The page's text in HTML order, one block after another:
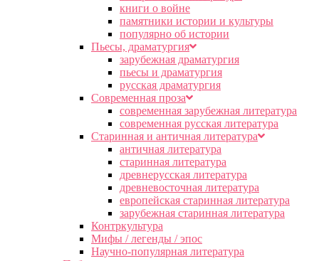
книги о войне
памятники истории и культуры
популярно об истории
Пьесы, драматургия
зарубежная драматургия
пьесы и драматургия
русская драматургия
Современная проза
современная зарубежная литература
современная русская литература
Старинная и античная литература
античная литература
старинная литература
древнерусская литература
древневосточная литература
европейская старинная литература
зарубежная старинная литература
Контркультура
Мифы / легенды / эпос
Научно-популярная литература